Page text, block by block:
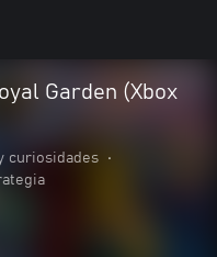
Garden (Xbox
curiosidades
•